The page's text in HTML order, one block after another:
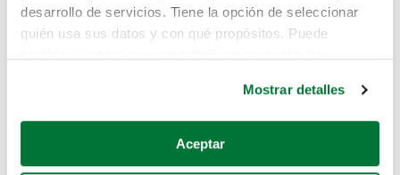
desarrollo de servicios. Tiene la opción de seleccionar
quién usa sus datos y con qué propósitos. Puede
Si lo permite, también quisiéramos:
Recopilar información sobre su ubicación geográfica
Mostrar detalles
Aceptar
Pero puedes encontrar el coche que estás
buscando en alguno de estos enlaces:
Coches de segunda mano
Coches de km0